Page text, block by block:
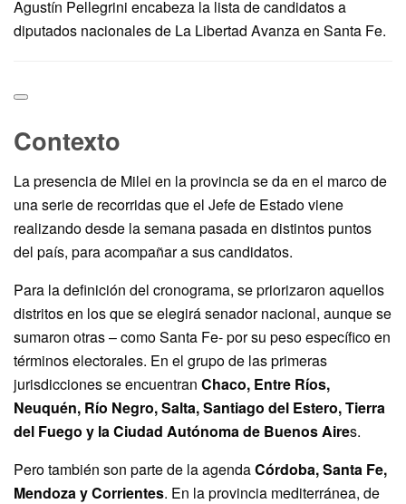
Agustín Pellegrini encabeza la lista de candidatos a
diputados nacionales de La Libertad Avanza en Santa Fe.
Contexto
La presencia de Milei en la provincia se da en el marco de
una serie de recorridas que el Jefe de Estado viene
realizando desde la semana pasada en distintos puntos
del país, para acompañar a sus candidatos.
Para la definición del cronograma, se priorizaron aquellos
distritos en los que se elegirá senador nacional, aunque se
sumaron otras – como Santa Fe- por su peso específico en
términos electorales. En el grupo de las primeras
jurisdicciones se encuentran Chaco, Entre Ríos,
Neuquén, Río Negro, Salta, Santiago del Estero, Tierra
del Fuego y la Ciudad Autónoma de Buenos Aires.
Pero también son parte de la agendaCórdoba, Santa Fe,
Mendoza y Corrientes. En la provincia mediterránea, de